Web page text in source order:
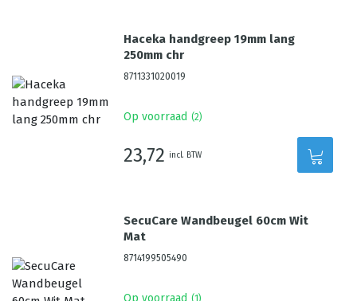
Haceka handgreep 19mm lang
250mm chr
8711331020019
Op voorraad (2)
23,72 incl. BTW
SecuCare Wandbeugel 60cm Wit
Mat
8714199505490
Op voorraad (1 )